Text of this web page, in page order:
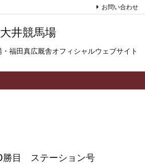
井競馬場
福田真広厩舎オフィシャルウェブサイト
お問い合わせ
勝目 ステーション号